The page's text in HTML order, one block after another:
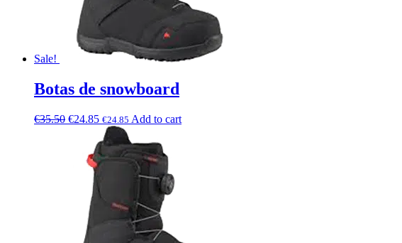
Sale!
Botas de snowboard
€35.50 €24.85 €24.85 Add to cart